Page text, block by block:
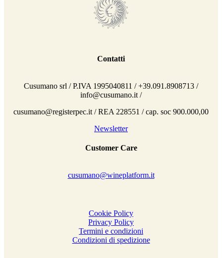
Contatti
Cusumano srl / P.IVA 1995040811 / +39.091.8908713 /
info@cusumano.it /
cusumano@registerpec.it / REA 228551 / cap. soc 900.000,00
Newsletter
Customer Care
cusumano@wineplatform.it
Cookie Policy
Privacy Policy
Termini e condizioni
Condizioni di spedizione